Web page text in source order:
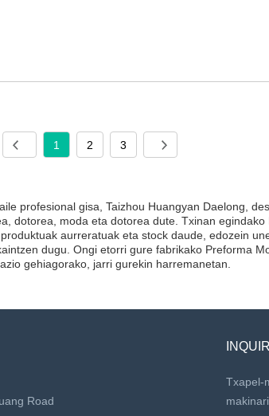
1 2 3
profesional gisa, Taizhou Huangyan Daelong,
dotorea, moda eta dotorea dute. Txinan egindako
aurreratuak eta stock daude, edozein
dugu. Ongi etorri gure fabrikako Preforma
gehiagorako, jarri gurekin harremanetan.
Road
Txapel-